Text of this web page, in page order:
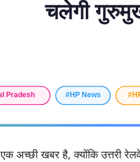
अच्छी खबर है, क्योंकि उत्तरी